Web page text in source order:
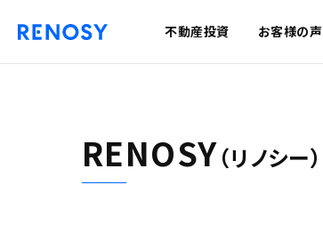
不動産投資 お客様の声
RENOSY（リノシー）